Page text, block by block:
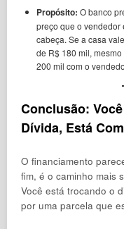
Propósito: O banco
preço que o vendedor
cabeça. Se a casa
de R$ 180 mil,
200 mil com o
Conclusão:
Dívida, Está
O financiamento
fim, é o caminho mais
Você está trocando o
por uma parcela que